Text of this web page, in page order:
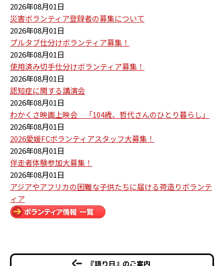
2026年08月01日
災害ボランティア登録者の募集について
2026年08月01日
プルタブ仕分けボランティア募集！
2026年08月01日
使用済み切手仕分けボランティア募集！
2026年08月01日
認知症に関する講演会
2026年08月01日
わかくさ映画上映会 「104歳、哲代さんのひとり暮らし」
2026年08月01日
2026愛媛FCボランティアスタッフ大募集！
2026年08月01日
伴走者体験参加大募集！
2026年08月01日
アジアやアフリカの困難な子供たちに届ける荷造りボランテ
ィア
『語り日』のご案内